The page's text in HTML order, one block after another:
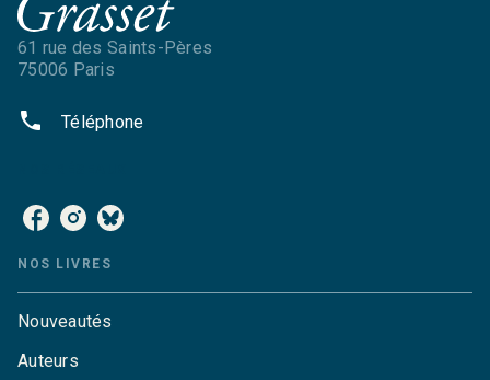
61 rue des Saints-Pères
75006 Paris
phone Téléphone
NOS LIVRES
Nouveautés
Auteurs